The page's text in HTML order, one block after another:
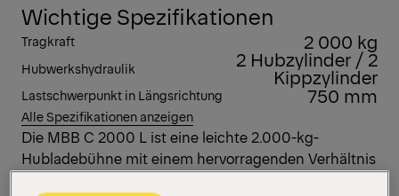
Wichtige Spezifikationen
Tragkraft 2 000 kg
Hubwerkshydraulik 2 Hubzylinder / 2
Kippzylinder
Lastschwerpunkt in Längsrichtung 750 mm
Alle Spezifikationen anzeigen
Die MBB C 2000 L ist eine leichte 2.000-kg-
Hubladebühne mit einem hervorragenden Verhältnis
zwischen Eigengewicht und Nutzlast und damit